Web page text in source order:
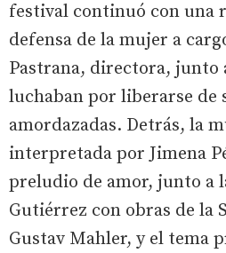
festival continuó con una
defensa de la mujer a
Pastrana, directora, junto
luchaban por liberarse de
amordazadas. Detrás, la
interpretada por Jimena
preludio de amor, junto a
Gutiérrez con obras de la
Gustav Mahler, y el tema